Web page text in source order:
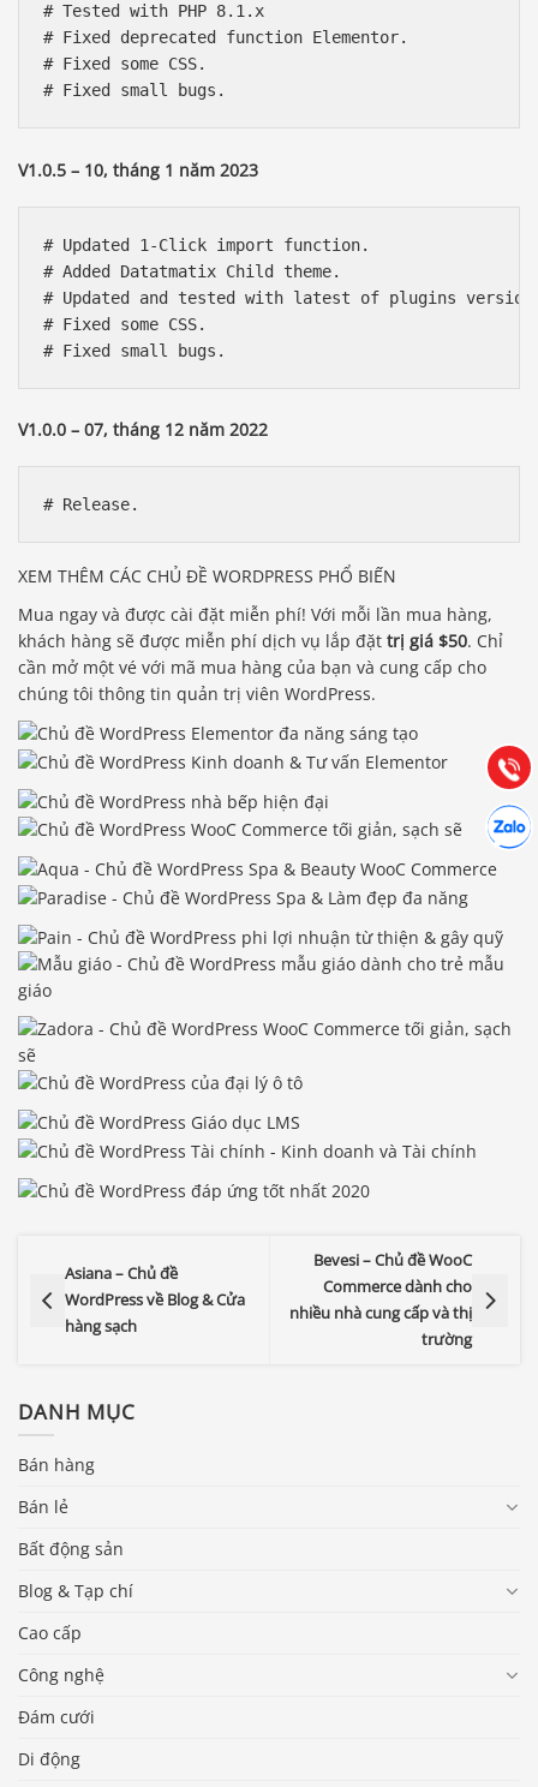
# Tested with PHP 8.1.x
# Fixed deprecated function Elementor.
# Fixed some CSS.
V1.0.5 – 10, tháng 1 năm 2023
# Updated 1-Click import function.
# Added Datatmatix Child theme.
# Updated and tested with latest of plugins
# Fixed some CSS.
V1.0.0 – 07, tháng 12 năm 2022
XEM THÊM CÁC CHỦ ĐỀ WORDPRESS PHỔ BIẾN
Mua ngay và được cài đặt miễn phí! Với mỗi lần mua hàng,
khách hàng sẽ được miễn phí dịch vụ lắp đặt trị giá $50. Chỉ
cần mở một vé với mã mua hàng của bạn và cung cấp cho
chúng tôi thông tin quản trị viên WordPress.
Asiana – Chủ đề
WordPress về Blog & Cửa
hàng sạch
Bevesi – Chủ đề WooC
Commerce dành cho
nhiều nhà cung cấp và thị
trường
DANH MỤC
Bán hàng
Bán lẻ
Bất động sản
Blog & Tạp chí
Cao cấp
Công nghệ
Đám cưới
Di động
Gọi
Báo giá & Đặt hàng:
0903.976.769
(028) 22.166.144
Chát
Tư vấn
Hợp tác